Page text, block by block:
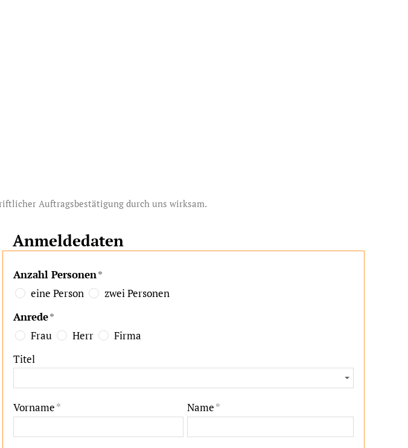
Auftragsbestätigung durch uns wirksam.
Anmeldedaten
Anzahl Personen*
eine Person
zwei Personen
Anrede*
Frau
Herr
Firma
Titel
Vorname* Name*